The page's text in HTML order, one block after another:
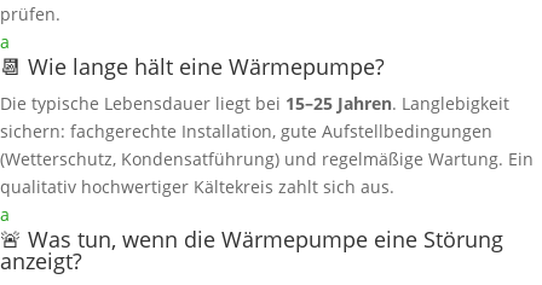
prüfen.
a
📆 Wie lange hält eine Wärmepumpe?
Die typische Lebensdauer liegt bei 15–25 Jahren. Langlebigkeit
sichern: fachgerechte Installation, gute Aufstellbedingungen
(Wetterschutz, Kondensatführung) und regelmäßige Wartung. Ein
qualitativ hochwertiger Kältekreis zahlt sich aus.
a
🚨 Was tun, wenn die Wärmepumpe eine Störung
anzeigt?